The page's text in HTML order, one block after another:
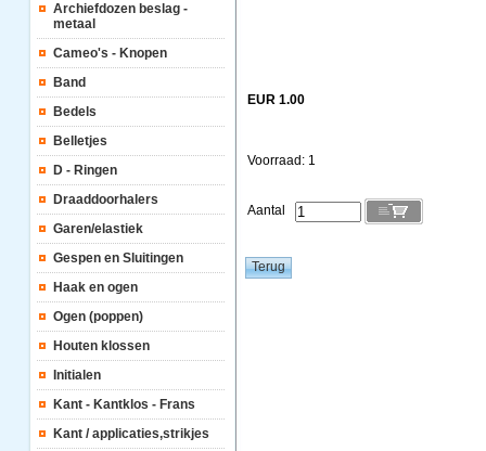
Archiefdozen beslag -
metaal
Cameo's - Knopen
Band
Bedels
Belletjes
D - Ringen
Draaddoorhalers
Garen/elastiek
Gespen en Sluitingen
Haak en ogen
Ogen (poppen)
Houten klossen
Initialen
Kant - Kantklos - Frans
Kant / applicaties,strikjes
EUR 1.00
Voorraad: 1
Aantal